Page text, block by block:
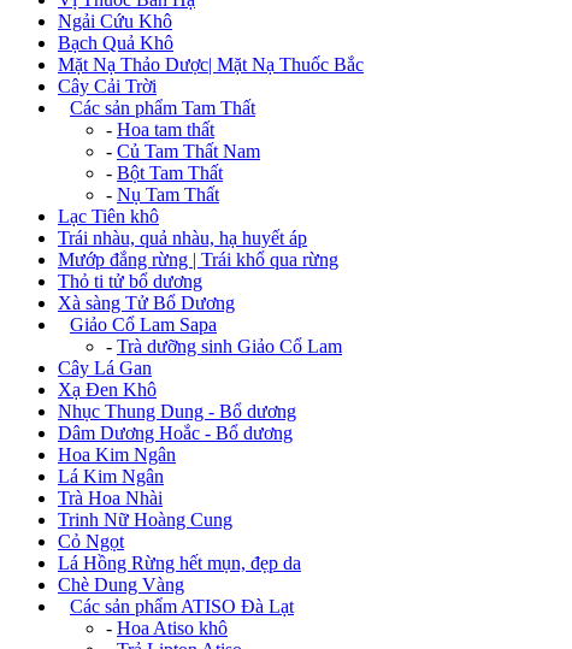
Ngải Cứu Khô
Bạch Quả Khô
Mặt Nạ Thảo Dược| Mặt Nạ Thuốc Bắc
Cây Cải Trời
Các sản phẩm Tam Thất
- Hoa tam thất
- Củ Tam Thất Nam
- Bột Tam Thất
- Nụ Tam Thất
Lạc Tiên khô
Trái nhàu, quả nhàu, hạ huyết áp
Mướp đắng rừng | Trái khổ qua rừng
Thỏ ti tử bổ dương
Xà sàng Tử Bổ Dương
Giảo Cổ Lam Sapa
- Trà dưỡng sinh Giảo Cổ Lam
Cây Lá Gan
Xạ Đen Khô
Nhục Thung Dung - Bổ dương
Dâm Dương Hoắc - Bổ dương
Hoa Kim Ngân
Lá Kim Ngân
Trà Hoa Nhài
Trinh Nữ Hoàng Cung
Cỏ Ngọt
Lá Hồng Rừng hết mụn, đẹp da
Chè Dung Vàng
Các sản phẩm ATISO Đà Lạt
- Hoa Atiso khô